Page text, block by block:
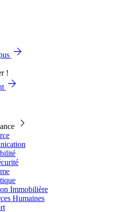
!
Immobilière
Humaines